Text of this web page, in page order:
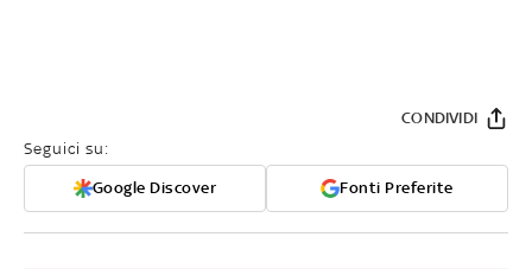
Seguici su:
Google Discover Fonti Preferite
CONDIVIDI